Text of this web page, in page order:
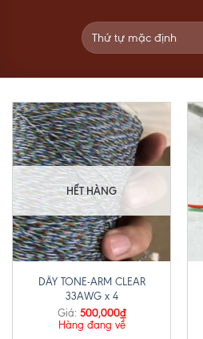
HẾT HÀNG
DÂY TONE-ARM CLEAR
33AWG x 4
Giá: 500,000₫
Hàng đang về